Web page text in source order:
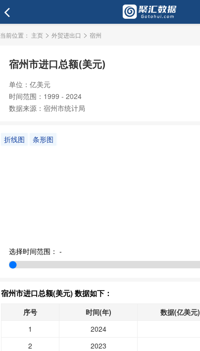
当前位置： 主页 > 外贸进出口 > 宿州
宿州市进口总额(美元)
单位：亿美元
时间范围：1999 - 2024
数据来源：宿州市统计局
折线图 条形图
选择时间范围： -
宿州市进口总额(美元) 数据如下：
序号 时间(年) 数据(亿美元)
1
2024
2
2023